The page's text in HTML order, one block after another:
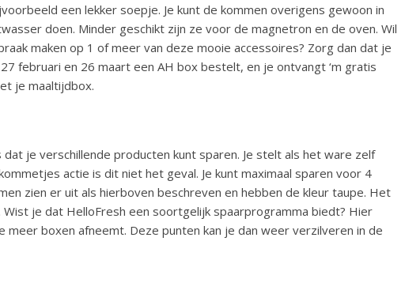
een lekker soepje. Je kunt de kommen overigens gewoon in
doen. Minder geschikt zijn ze voor de magnetron en de oven. Wil
maken op 1 of meer van deze mooie accessoires? Zorg dan dat je
februari en 26 maart een AH box bestelt, en je ontvangt ‘m gratis
je maaltijdbox.
je verschillende producten kunt sparen. Je stelt als het ware zelf
actie is dit niet het geval. Je kunt maximaal sparen voor 4
zien er uit als hierboven beschreven en hebben de kleur taupe. Het
Wist je dat HelloFresh een soortgelijk spaarprogramma biedt? Hier
meer boxen afneemt. Deze punten kan je dan weer verzilveren in de